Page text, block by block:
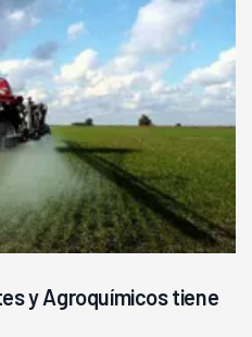
y Agroquímicos tiene